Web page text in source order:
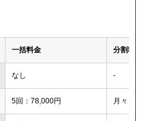
一括料金 分割料金
なし -
5回：78,000円 月々：